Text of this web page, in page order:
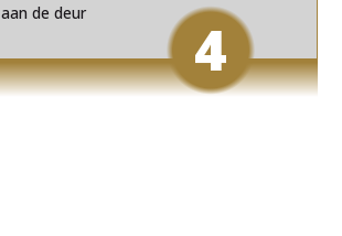
aan de deur
4